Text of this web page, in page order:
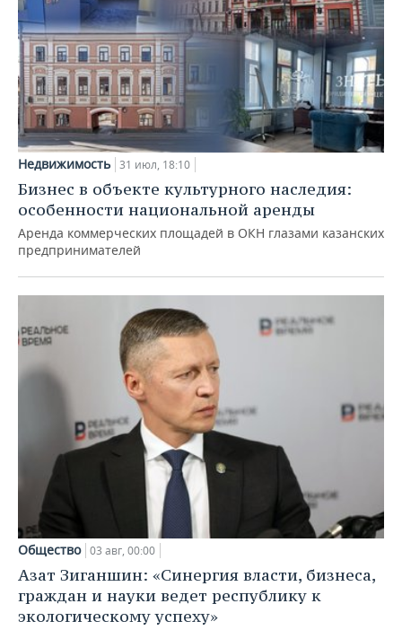
Недвижимость 31 июл, 18:10
Бизнес в объекте культурного наследия:
особенности национальной аренды
Аренда коммерческих площадей в ОКН глазами казанских
предпринимателей
Общество 03 авг, 00:00
Азат Зиганшин: «Синергия власти, бизнеса,
граждан и науки ведет республику к
экологическому успеху»